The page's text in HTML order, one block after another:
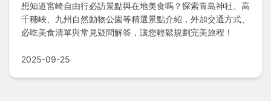
想知道宮崎自由行必訪景點與在地美食嗎？探索青島神社、高
千穗峽、九州自然動物公園等精選景點介紹，外加交通方式、
必吃美食清單與常見疑問解答，讓您輕鬆規劃完美旅程！
2025-09-25